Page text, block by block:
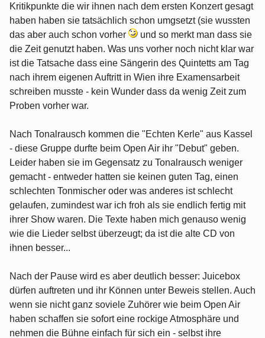
Kritikpunkte die wir ihnen nach dem ersten Konzert gesagt
haben haben sie tatsächlich schon umgsetzt (sie wussten
das aber auch schon vorher
und so merkt man dass sie
die Zeit genutzt haben. Was uns vorher noch nicht klar war
ist die Tatsache dass eine Sängerin des Quintetts am Tag
nach ihrem eigenen Auftritt in Wien ihre Examensarbeit
schreiben musste - kein Wunder dass da wenig Zeit zum
Proben vorher war.
Nach Tonalrausch kommen die "Echten Kerle" aus Kassel
- diese Gruppe durfte beim Open Air ihr "Debut" geben.
Leider haben sie im Gegensatz zu Tonalrausch weniger
gemacht - entweder hatten sie keinen guten Tag, einen
schlechten Tonmischer oder was anderes ist schlecht
gelaufen, zumindest war ich froh als sie endlich fertig mit
ihrer Show waren. Die Texte haben mich genauso wenig
wie die Lieder selbst überzeugt; da ist die alte CD von
ihnen besser...
Nach der Pause wird es aber deutlich besser: Juicebox
dürfen auftreten und ihr Können unter Beweis stellen. Auch
wenn sie nicht ganz soviele Zuhörer wie beim Open Air
haben schaffen sie sofort eine rockige Atmosphäre und
nehmen die Bühne einfach für sich ein - selbst ihre